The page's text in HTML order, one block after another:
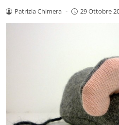
Patrizia Chimera - 29 Ottobre